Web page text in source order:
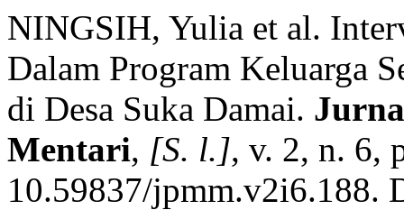
NINGSIH, Yulia et al.
Dalam Program Keluarga
di Desa Suka Damai.
Mentari, [S. l.], v. 2, n. 6,
10.59837/jpmm.v2i6.188.